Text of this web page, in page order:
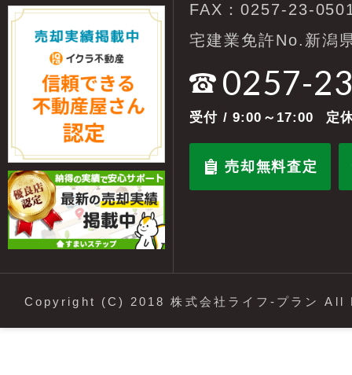
FAX：0257-23-
宅建業免許No.新潟
0257-
受付 / 9:00～17:00 定
売却無料査定
Copyright (C) 2018 株式会社ライフ-プラン